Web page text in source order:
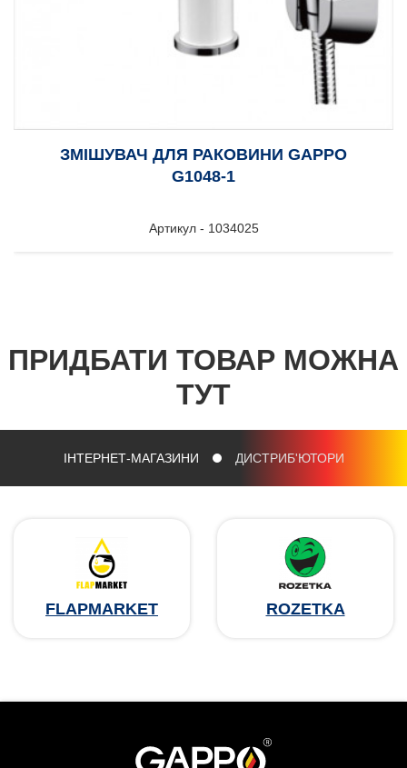
ЗМІШУВАЧ ДЛЯ РАКОВИНИ GAPPO
G1048-1
Артикул - 1034025
ПРИДБАТИ ТОВАР МОЖНА
ТУТ
ІНТЕРНЕТ-МАГАЗИНИ ДИСТРИБ'ЮТОРИ
FLAPMARKET ROZETKA